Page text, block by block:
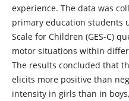
experience. The data was
primary education students
Scale for Children (GES-C)
motor situations within
The results concluded that
elicits more positive than
intensity in girls than in